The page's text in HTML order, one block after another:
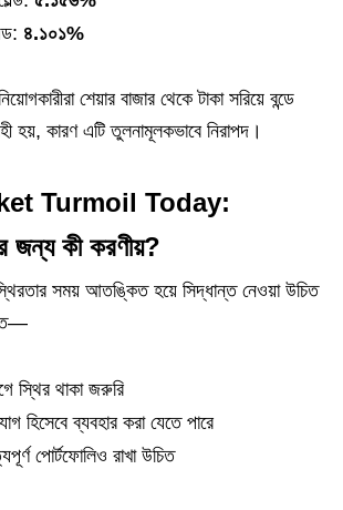
৪.১০১%
শেয়ার বাজার থেকে টাকা সরিয়ে বন্ডে
হয়, কারণ এটি তুলনামূলকভাবে নিরাপদ।
Turmoil Today:
জন্য কী করণীয়?
সময় আতঙ্কিত হয়ে সিদ্ধান্ত নেওয়া উচিত
স্থির থাকা জরুরি
হিসেবে ব্যবহার করা যেতে পারে
পোর্টফোলিও রাখা উচিত